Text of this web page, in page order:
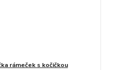
rámeček s kočičkou